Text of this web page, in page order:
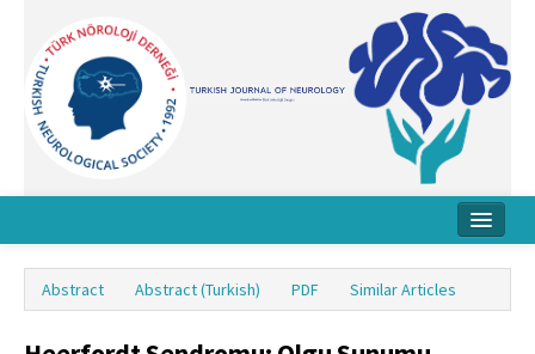
About Journal
Abstract Abstract (Turkish) PDF Similar Articles